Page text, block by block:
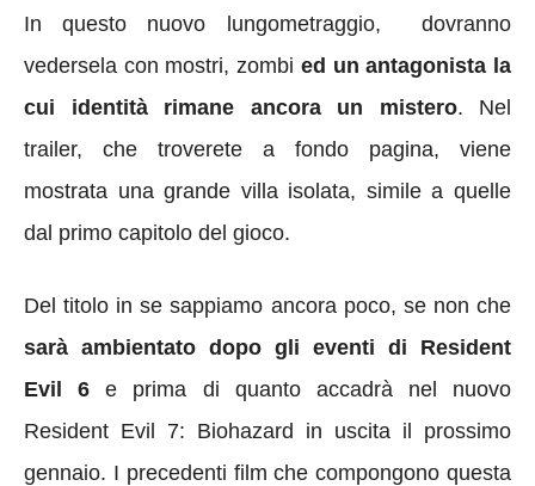
In questo nuovo lungometraggio, dovranno
vedersela con mostri, zombi ed un antagonista la
cui identità rimane ancora un mistero. Nel
trailer, che troverete a fondo pagina, viene
mostrata una grande villa isolata, simile a quelle
dal primo capitolo del gioco.
Del titolo in se sappiamo ancora poco, se non che
sarà ambientato dopo gli eventi di Resident
Evil 6 e prima di quanto accadrà nel nuovo
Resident Evil 7: Biohazard in uscita il prossimo
gennaio. I precedenti film che compongono questa